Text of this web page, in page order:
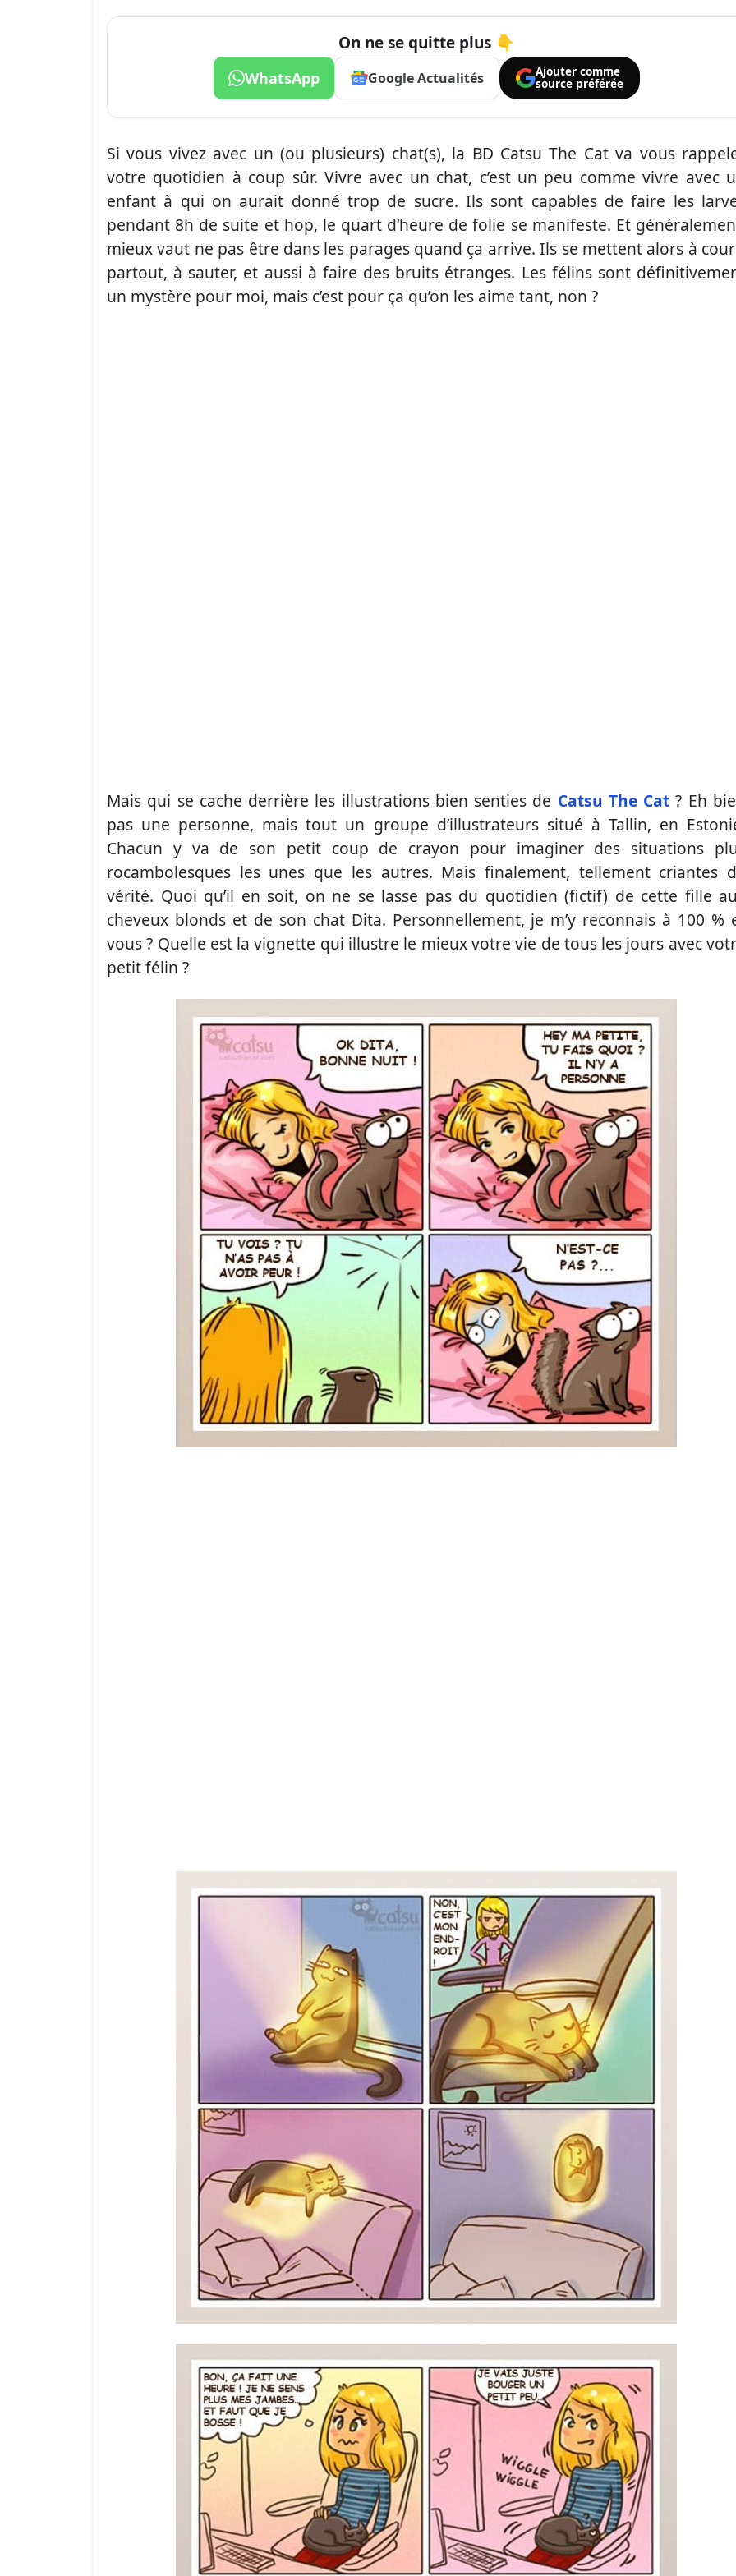
On ne se quitte plus 👇
WhatsApp Google Actualités
Ajouter comme
source préférée
Si vous vivez avec un (ou plusieurs) chat(s), la BD Catsu The Cat va vous
votre quotidien à coup sûr. Vivre avec un chat, c’est un peu comme vivre avec
enfant à qui on aurait donné trop de sucre. Ils sont capables de faire les
pendant 8h de suite et hop, le quart d’heure de folie se manifeste. Et
mieux vaut ne pas être dans les parages quand ça arrive. Ils se mettent alors à
partout, à sauter, et aussi à faire des bruits étranges. Les félins sont
un mystère pour moi, mais c’est pour ça qu’on les aime tant, non ?
Mais qui se cache derrière les illustrations bien senties de Catsu The Cat ? Eh
pas une personne, mais tout un groupe d’illustrateurs situé à Tallin, en
Chacun y va de son petit coup de crayon pour imaginer des situations
rocambolesques les unes que les autres. Mais finalement, tellement criantes
vérité. Quoi qu’il en soit, on ne se lasse pas du quotidien (fictif) de cette fille
cheveux blonds et de son chat Dita. Personnellement, je m’y reconnais à 100 %
vous ? Quelle est la vignette qui illustre le mieux votre vie de tous les jours avec
petit félin ?